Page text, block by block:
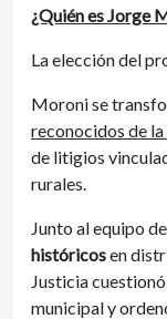
¿Quién es Jorge
La elección del
Moroni se
reconocidos de
de litigios
rurales.
Junto al equipo
históricosen
Justicia
municipal y